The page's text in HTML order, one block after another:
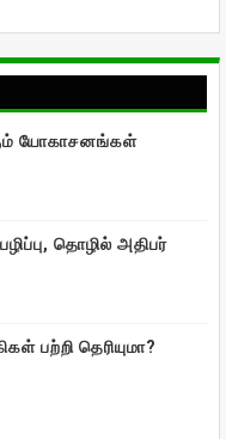
யோகாசனங்கள்
தொழில் அதிபர்
பற்றி தெரியுமா?